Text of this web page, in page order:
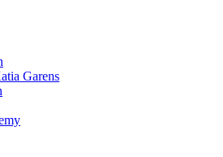
Garens